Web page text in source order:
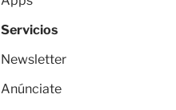
Servicios
Newsletter
Anúnciate